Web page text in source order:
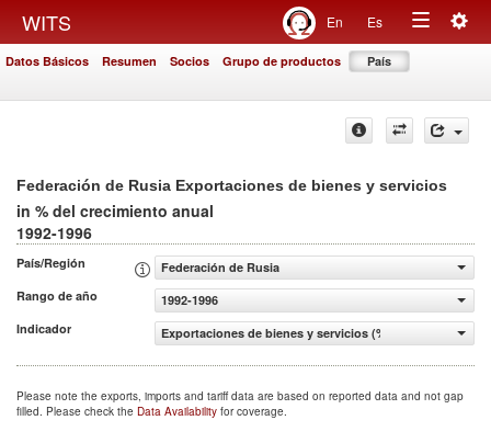
WITS En Es
Toggle
Datos Básicos Resumen Socios Grupo de productos País
Federación de Rusia Exportaciones de bienes y servicios
in % del crecimiento anual
1992-1996
País/Región
Federación de Rusia
Rango de año
1992-1996
Indicador
Exportaciones de bienes y servicios (% del crecimiento
Please note the exports, imports and tariff data are based on reported data and not gap
filled. Please check the Data Availability for coverage.